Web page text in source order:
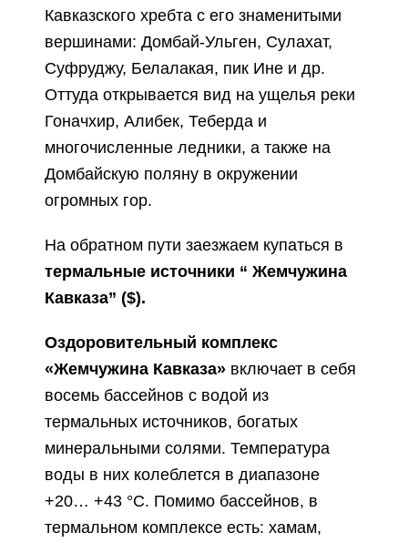
Кавказского хребта с его знаменитыми
вершинами: Домбай-Ульген, Сулахат,
Суфруджу, Белалакая, пик Ине и др.
Оттуда открывается вид на ущелья реки
Гоначхир, Алибек, Теберда и
многочисленные ледники, а также на
Домбайскую поляну в окружении
огромных гор.
На обратном пути заезжаем купаться в
термальные источники “ Жемчужина
Кавказа” ($).
Оздоровительный комплекс
«Жемчужина Кавказа» включает в себя
восемь бассейнов с водой из
термальных источников, богатых
минеральными солями. Температура
воды в них колеблется в диапазоне
+20… +43 °C. Помимо бассейнов, в
термальном комплексе есть: хамам,